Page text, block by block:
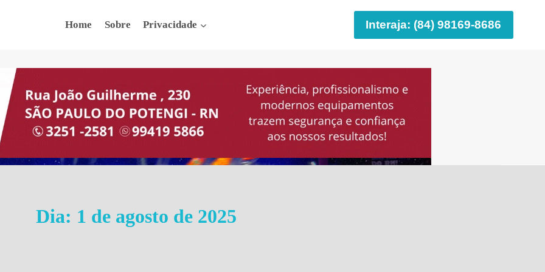
Home Sobre Privacidade Interaja: (84) 98169-8686
Dia: 1 de agosto de 2025